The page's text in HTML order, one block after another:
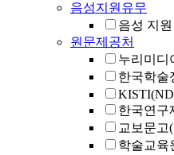
음성지원유무
음성 지원
원문제공처
누리미디
한국학술
한국연구
교보문고
학술교육